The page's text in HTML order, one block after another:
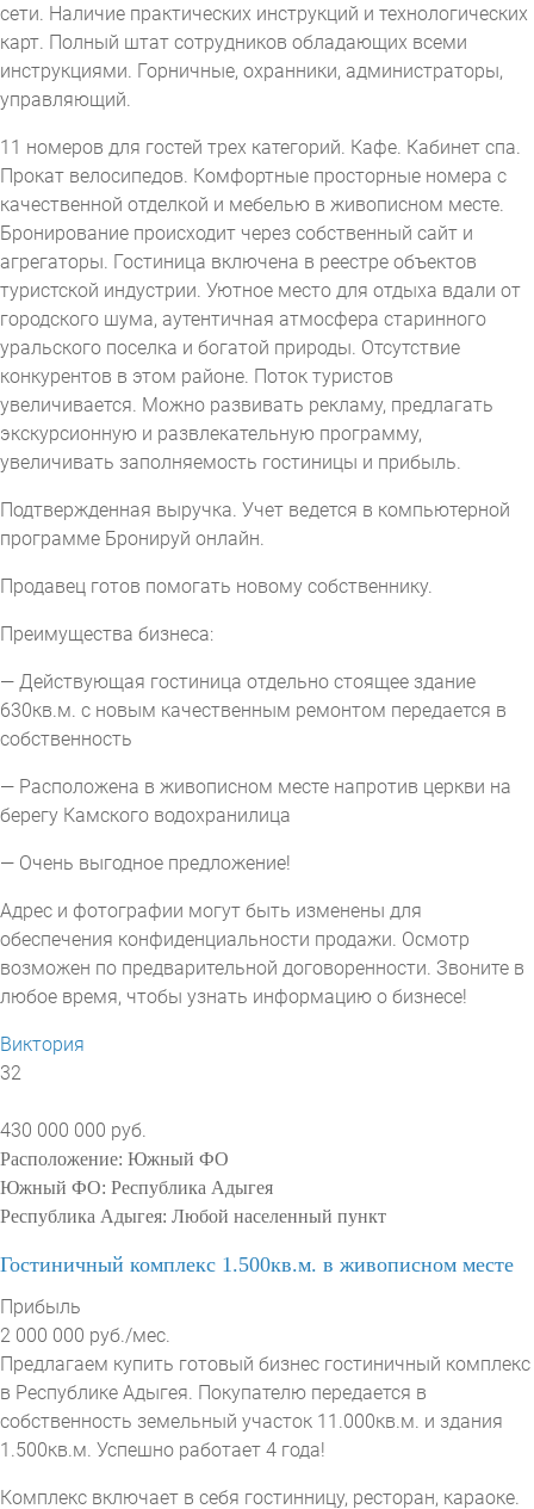
сети. Наличие практических инструкций и технологических
карт. Полный штат сотрудников обладающих всеми
инструкциями. Горничные, охранники, администраторы,
управляющий.
11 номеров для гостей трех категорий. Кафе. Кабинет спа.
Прокат велосипедов. Комфортные просторные номера с
качественной отделкой и мебелью в живописном месте.
Бронирование происходит через собственный сайт и
агрегаторы. Гостиница включена в реестре объектов
туристской индустрии. Уютное место для отдыха вдали от
городского шума, аутентичная атмосфера старинного
уральского поселка и богатой природы. Отсутствие
конкурентов в этом районе. Поток туристов
увеличивается. Можно развивать рекламу, предлагать
экскурсионную и развлекательную программу,
увеличивать заполняемость гостиницы и прибыль.
Подтвержденная выручка. Учет ведется в компьютерной
программе Бронируй онлайн.
Продавец готов помогать новому собственнику.
Преимущества бизнеса:
— Действующая гостиница отдельно стоящее здание
630кв.м. с новым качественным ремонтом передается в
собственность
— Расположена в живописном месте напротив церкви на
берегу Камского водохранилица
— Очень выгодное предложение!
Адрес и фотографии могут быть изменены для
обеспечения конфиденциальности продажи. Осмотр
возможен по предварительной договоренности. Звоните в
любое время, чтобы узнать информацию о бизнесе!
Виктория
32
430 000 000 руб.
Расположение: Южный ФО
Южный ФО: Республика Адыгея
Республика Адыгея: Любой населенный пункт
Гостиничный комплекс 1.500кв.м. в живописном месте
Прибыль
2 000 000 руб./мес.
Предлагаем купить готовый бизнес гостиничный комплекс
в Республике Адыгея. Покупателю передается в
собственность земельный участок 11.000кв.м. и здания
1.500кв.м. Успешно работает 4 года!
Комплекс включает в себя гостинницу, ресторан, караоке.